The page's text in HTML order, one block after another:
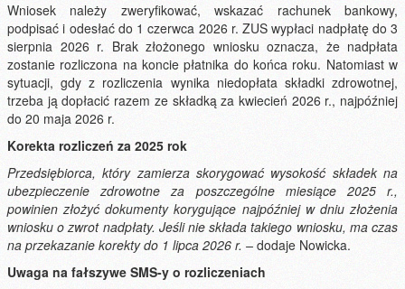
Wniosek należy zweryfikować, wskazać rachunek bankowy,
podpisać i odesłać do 1 czerwca 2026 r. ZUS wypłaci nadpłatę do 3
sierpnia 2026 r. Brak złożonego wniosku oznacza, że nadpłata
zostanie rozliczona na koncie płatnika do końca roku. Natomiast w
sytuacji, gdy z rozliczenia wynika niedopłata składki zdrowotnej,
trzeba ją dopłacić razem ze składką za kwiecień 2026 r., najpóźniej
do 20 maja 2026 r.
Korekta rozliczeń za 2025 rok
Przedsiębiorca, który zamierza skorygować wysokość składek na
ubezpieczenie zdrowotne za poszczególne miesiące 2025 r.,
powinien złożyć dokumenty korygujące najpóźniej w dniu złożenia
wniosku o zwrot nadpłaty. Jeśli nie składa takiego wniosku, ma czas
na przekazanie korekty do 1 lipca 2026 r. – dodaje Nowicka.
Uwaga na fałszywe SMS-y o rozliczeniach